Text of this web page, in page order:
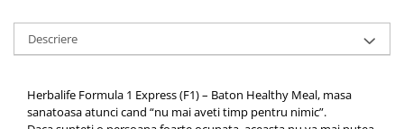
Descriere
Herbalife Formula 1 Express (F1) – Baton Healthy Meal, masa
sanatoasa atunci cand “nu mai aveti timp pentru nimic”.